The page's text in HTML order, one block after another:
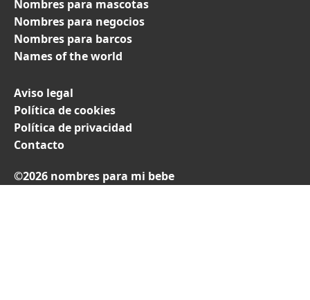
Nombres para mascotas
Nombres para negocios
Nombres para barcos
Names of the world
Aviso legal
Política de cookies
Política de privacidad
Contacto
©2026 nombres para mi bebe